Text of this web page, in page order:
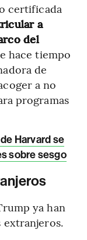
certificada
a
del
hace tiempo
de
a no
programas
Harvard se
sobre sesgo
ya han
extranjeros.